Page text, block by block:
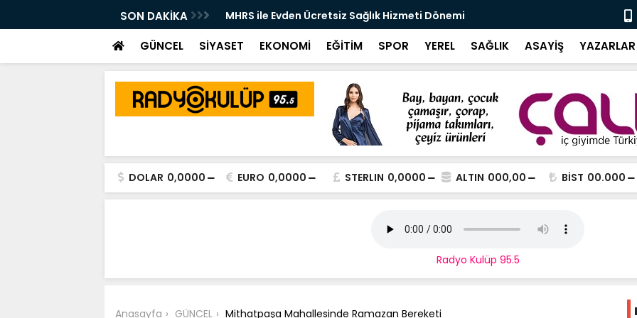
SON DAKİKA
Kulübü Yeni Sezon Kursiyer Kayıtları MHRS ile Evden Ücretsiz Sağlık Hizmeti Dönemi
CHP
İlkelere
GÜNCEL SİYASET EKONOMİ EĞİTİM SPOR YEREL SAĞLIK ASAYİŞ YAZARLAR
DOLAR 0,0000 EURO 0,0000 STERLIN 0,0000 ALTIN 000,00 BİST 00.000
Radyo Kulüp 95.5
Anasayfa GÜNCEL Mithatpaşa Mahallesinde Ramazan Bereketi